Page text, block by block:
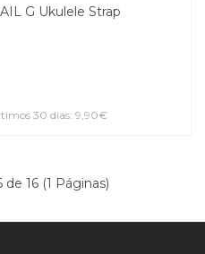
G Ukulele Strap
30 días: 9,90€
de 16 (1 Páginas)